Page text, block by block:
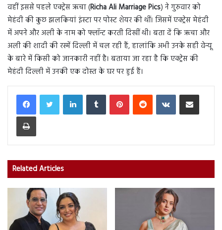
वहीं इससे पहले एक्ट्रेस ऋचा (Richa Ali Marriage Pics) ने गुरुवार को
मेहंदी की कुछ झलकियां इंस्टा पर पोस्ट शेयर की थीं। जिसमें एक्ट्रेस मेहंदी
में अपने और अली के नाम को फ्लॉन्ट करती दिखीं थी। बता दें कि ऋचा और
अली की शादी की रस्में दिल्ली में चल रही हैं, हालांकि अभी उनके सही वेन्यू
के बारे में किसी को जानकारी नहीं है। बताया जा रहा है कि एक्ट्रेस की
मेहंदी दिल्ली में उनकी एक दोस्त के घर पर हुई हैं।
LinkedInTumblr PinterestReddit VKontakteShare via Email
Print
Related Articles